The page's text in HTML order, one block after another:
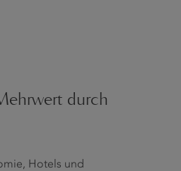
durch
Hotels und